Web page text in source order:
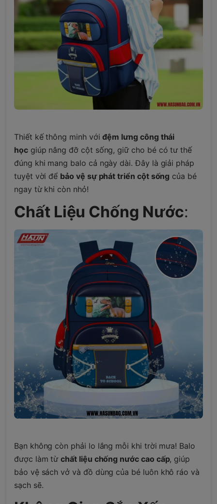
Thiết kế thông minh vớiđệm lưng công thái
họcgiúp nâng đỡ cột sống, giữ cho bé có tư thế
đúng khi mang balo cả ngày dài. Đây là giải pháp
tuyệt vời để bảo vệ sự phát triển cột sống của bé
ngay từ khi còn nhỏ!
Chất Liệu Chống Nước:
Bạn không còn phải lo lắng mỗi khi trời mưa! Balo
được làm từchất liệu chống nước cao cấp, giúp
bảo vệ sách vở và đồ dùng của bé luôn khô ráo và
sạch sẽ.